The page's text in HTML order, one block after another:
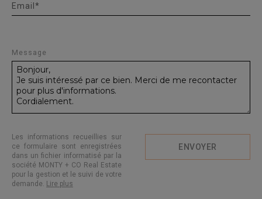
Email*
Message
Les informations recueillies sur
ce formulaire sont enregistrées
dans un fichier informatisé par la
société MONTY + CO Real Estate
pour la gestion et le suivi de votre
demande. Lire plus
ENVOYER